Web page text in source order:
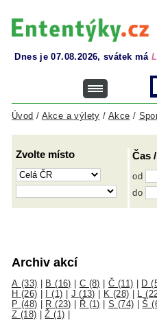
Dnes je 07.08.2026, svátek má
Úvod / Akce a výlety / Akce /
Zvolte místo Čas
od
do
Archiv akcí
A (33) B (16) C (8) |Č (11) D
H (26)
I (1) J (13) K (28) L
P (48)
R (23) Ř (1) |S (74) |Š
Z (18) |Ž (1)